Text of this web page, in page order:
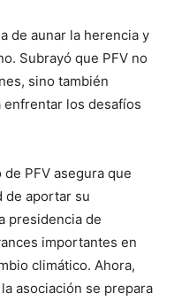
de aunar la herencia y
Subrayó que PFV no
sino también
los desafíos
PFV asegura que
de aportar su
presidencia de
importantes en
climático. Ahora,
asociación se prepara